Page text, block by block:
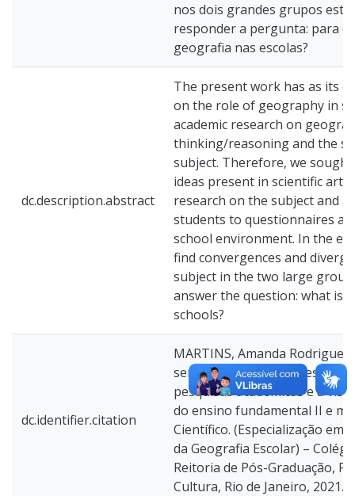
nos dois grandes grupos
responder a pergunta: para
geografia nas escolas?
dc.description.abstract
The present work has as its
on the role of geography in
academic research on
thinking/reasoning and the
subject. Therefore, we
ideas present in scientific
research on the subject and
students to questionnaires
school environment. In the
find convergences and
subject in the two large
answer the question: what is
schools?
dc.identifier.citation
MARTINS, Amanda
serve a geografia nas
pesquisas acadêmicas e a
do ensino fundamental II e
Científico. (Especialização em
da Geografia Escolar) –
Reitoria de Pós-Graduação,
Cultura, Rio de Janeiro, 2021.